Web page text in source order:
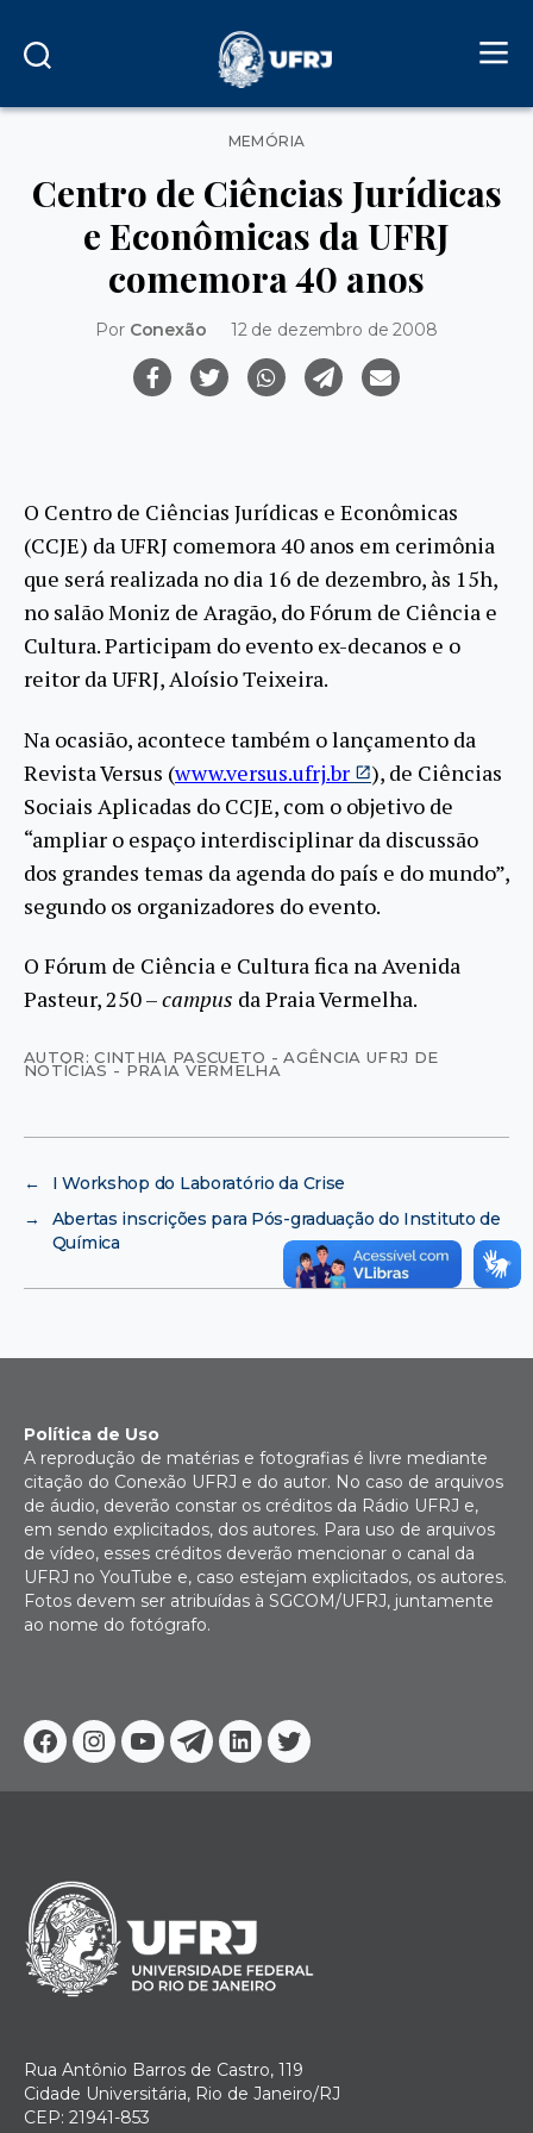
Categorias
MEMÓRIA
Centro de Ciências Jurídicas
e Econômicas da UFRJ
comemora 40 anos
Por Conexão 12 de dezembro de 2008
O Centro de Ciências Jurídicas e Econômicas
(CCJE) da UFRJ comemora 40 anos em cerimônia
que será realizada no dia 16 de dezembro, às 15h,
no salão Moniz de Aragão, do Fórum de Ciência e
Cultura. Participam do evento ex-decanos e o
reitor da UFRJ, Aloísio Teixeira.
Na ocasião, acontece também o lançamento da
Revista Versus (www.versus.ufrj.br
), de Ciências
Sociais Aplicadas do CCJE, com o objetivo de
“ampliar o espaço interdisciplinar da discussão
dos grandes temas da agenda do país e do mundo”,
segundo os organizadores do evento.
O Fórum de Ciência e Cultura fica na Avenida
Pasteur, 250 –campus da Praia Vermelha.
AUTOR: CINTHIA PASCUETO - AGÊNCIA UFRJ DE
NOTÍCIAS - PRAIA VERMELHA
←
I Workshop do Laboratório da Crise
→
Abertas inscrições para Pós-graduação do Instituto de
Química
Facebook
Instagram
YoutubeTelegram
Linkedin
Twitter
Política de Uso
A reprodução de matérias e fotografias é livre mediante
citação do Conexão UFRJ e do autor. No caso de arquivos
de áudio, deverão constar os créditos da Rádio UFRJ e,
em sendo explicitados, dos autores. Para uso de arquivos
de vídeo, esses créditos deverão mencionar o canal da
UFRJ no YouTube e, caso estejam explicitados, os autores.
Fotos devem ser atribuídas à SGCOM/UFRJ, juntamente
ao nome do fotógrafo.
Rua Antônio Barros de Castro, 119
Cidade Universitária, Rio de Janeiro/RJ
CEP: 21941-853